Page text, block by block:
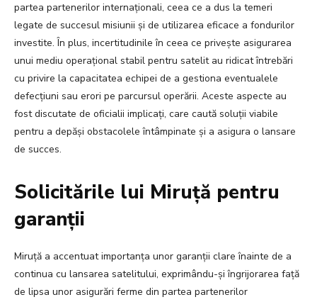
partea partenerilor internaționali, ceea ce a dus la temeri
legate de succesul misiunii și de utilizarea eficace a fondurilor
investite. În plus, incertitudinile în ceea ce privește asigurarea
unui mediu operațional stabil pentru satelit au ridicat întrebări
cu privire la capacitatea echipei de a gestiona eventualele
defecțiuni sau erori pe parcursul operării. Aceste aspecte au
fost discutate de oficialii implicați, care caută soluții viabile
pentru a depăși obstacolele întâmpinate și a asigura o lansare
de succes.
Solicitările lui Miruță pentru
garanții
Miruță a accentuat importanța unor garanții clare înainte de a
continua cu lansarea satelitului, exprimându-și îngrijorarea față
de lipsa unor asigurări ferme din partea partenerilor